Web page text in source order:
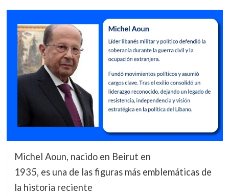
Michel Aoun, nacido en Beirut en
1935, es una de las figuras más emblemáticas de
la historia reciente